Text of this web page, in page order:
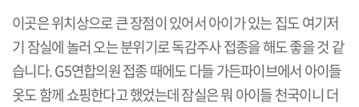
이곳은 위치상으로 큰 장점이 있어서 아이가 있는 집도 여기저
기 잠실에 놀러 오는 분위기로 독감주사 접종을 해도 좋을 것 같
습니다. G5연합의원 접종 때에도 다들 가든파이브에서 아이들
옷도 함께 쇼핑한다고 했었는데 잠실은 뭐 아이들 천국이니 더